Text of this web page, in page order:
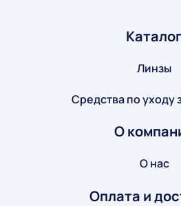
Каталог
Линзы
Средства по уходу
О
О нас
Оплата и